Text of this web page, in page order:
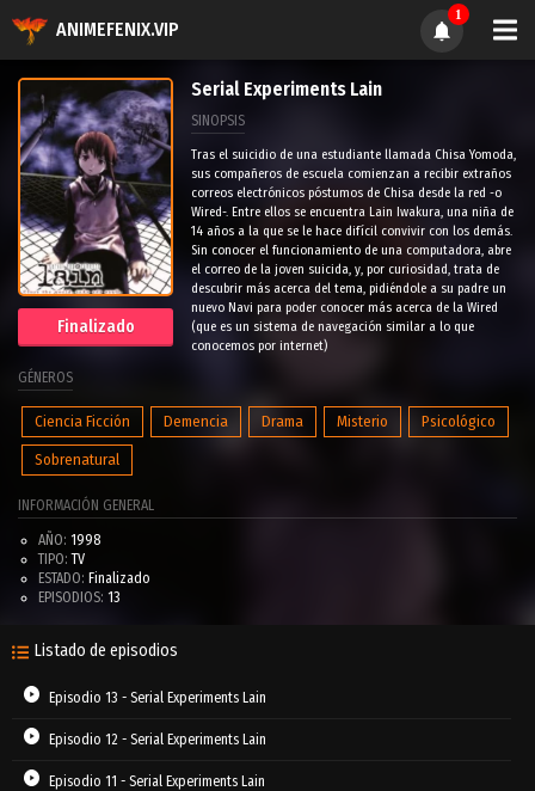
ANIMEFENIX.VIP
1
Finalizado
Serial Experiments Lain
SINOPSIS
Tras el suicidio de una estudiante llamada Chisa Yomoda,
sus compañeros de escuela comienzan a recibir extraños
correos electrónicos póstumos de Chisa desde la red -o
Wired-. Entre ellos se encuentra Lain Iwakura, una niña de
14 años a la que se le hace difícil convivir con los demás.
Sin conocer el funcionamiento de una computadora, abre
el correo de la joven suicida, y, por curiosidad, trata de
descubrir más acerca del tema, pidiéndole a su padre un
nuevo Navi para poder conocer más acerca de la Wired
(que es un sistema de navegación similar a lo que
conocemos por internet)
GÉNEROS
Ciencia Ficción Demencia Drama Misterio Psicológico
Sobrenatural
INFORMACIÓN GENERAL
AÑO: 1998
TIPO: TV
ESTADO: Finalizado
EPISODIOS: 13
Listado de episodios
Episodio 13 - Serial Experiments Lain
Episodio 12 - Serial Experiments Lain
Episodio 11 - Serial Experiments Lain